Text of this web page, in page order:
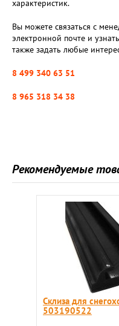
характеристик.
Вы можете связаться с
электронной почте и
также задать любые
8 499 340 63 51
8 965 318 34 38
Рекомендуемые
Cклиза для
503190522